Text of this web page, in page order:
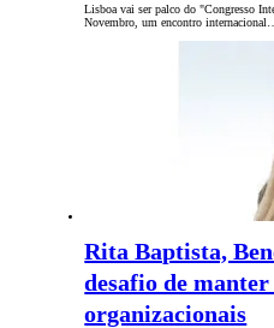
Lisboa vai ser palco do "Congresso
Novembro, um encontro internacional…
Rita Baptista,
desafio de
organizacionais